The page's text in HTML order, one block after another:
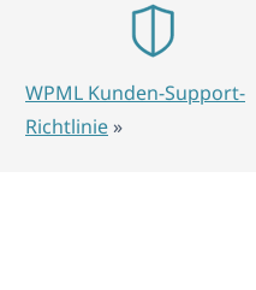
WPML Kunden-Support-
Richtlinie »